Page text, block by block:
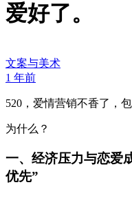
爱好了。
文案与美术
1 年前
520，爱情营销不香了，包
为什么？
一、经济压力与恋爱
优先”